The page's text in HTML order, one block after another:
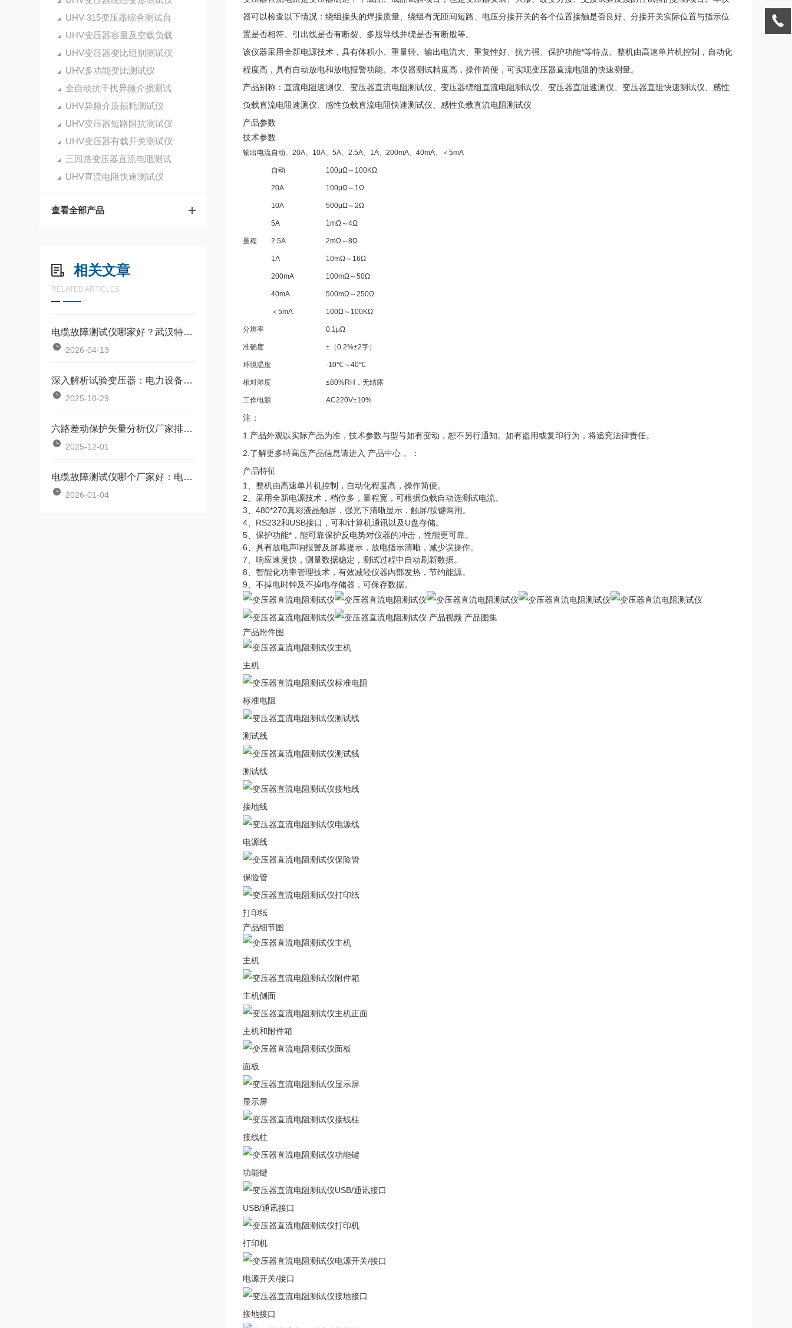
UHV-315变压器综合测试台
UHV变压器容量及空载负载
UHV变压器变比组别测试仪
UHV多功能变比测试仪
全自动抗干扰异频介损测试
UHV异频介质损耗测试仪
UHV变压器短路阻抗测试仪
UHV变压器有载开关测试仪
三回路变压器直流电阻测试
UHV直流电阻快速测试仪
查看全部产品
相关文章
RELATED ARTICLES
电缆故障测试仪哪家好？武汉特高压电力科技提供可靠解决方案
2026-04-13
深入解析试验变压器：电力设备预防性试验的基石
2025-10-29
六路差动保护矢量分析仪厂家排名：矢量分析仪的技术实现
2025-12-01
电缆故障测试仪哪个厂家好：电缆故障测试仪的寻迹逻辑与精准解码
2026-01-04
器可以检查以下情况：绕组接头的焊接质量、绕组有无匝间短路、电压分接开关的各个位置接触是否良好、分接开关实际位置与指示位
置是否相符、引出线是否有断裂、多股导线并绕是否有断股等。
该仪器采用全新电源技术，具有体积小、重量轻、输出电流大、重复性好、抗力强、保护功能*等特点。整机由高速单片机控制，自动化
程度高，具有自动放电和放电报警功能。本仪器测试精度高，操作简便，可实现变压器直流电阻的快速测量。
产品别称：直流电阻速测仪、变压器直流电阻测试仪、变压器绕组直流电阻测试仪、变压器直阻速测仪、变压器直阻快速测试仪、感性
负载直流电阻速测仪、感性负载直流电阻快速测试仪、感性负载直流电阻测试仪
产品参数
技术参数
输出电流自动、20A、10A、5A、2.5A、1A、200mA、40mA、＜5mA
量程
自动 100μΩ～100KΩ
20A 100μΩ～1Ω
10A 500μΩ～2Ω
5A 1mΩ～4Ω
2.5A 2mΩ～8Ω
1A 10mΩ～16Ω
200mA 100mΩ～50Ω
40mA 500mΩ～250Ω
＜5mA 100Ω～100KΩ
分辨率 0.1μΩ
准确度 ±（0.2%±2字）
环境温度 -10℃～40℃
相对湿度 ≤80%RH，无结露
工作电源 AC220V±10%
注：
1.产品外观以实际产品为准，技术参数与型号如有变动，恕不另行通知。如有盗用或复印行为，将追究法律责任。
2.了解更多特高压产品信息请进入 产品中心 。：
产品特征
1、整机由高速单片机控制，自动化程度高，操作简便。
2、采用全新电源技术，档位多，量程宽，可根据负载自动选测试电流。
3、480*270真彩液晶触屏，强光下清晰显示，触屏/按键两用。
4、RS232和USB接口，可和计算机通讯以及U盘存储。
5、保护功能*，能可靠保护反电势对仪器的冲击，性能更可靠。
6、具有放电声响报警及屏幕提示，放电指示清晰，减少误操作。
7、响应速度快，测量数据稳定，测试过程中自动刷新数据。
8、智能化功率管理技术，有效减轻仪器内部发热，节约能源。
9、不掉电时钟及不掉电存储器，可保存数据。
产品视频 产品图集
产品附件图
主机
标准电阻
测试线
测试线
接地线
电源线
保险管
打印纸
产品细节图
主机
主机侧面
主机和附件箱
面板
显示屏
接线柱
功能键
USB/通讯接口
打印机
电源开关/接口
接地接口